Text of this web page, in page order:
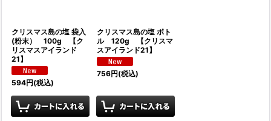
クリスマス島の塩 袋入
(粉末） 100g 【ク
リスマスアイランド
21】
594円(税込)
クリスマス島の塩 ボト
ル 120g 【クリスマ
スアイランド21】
756円(税込)